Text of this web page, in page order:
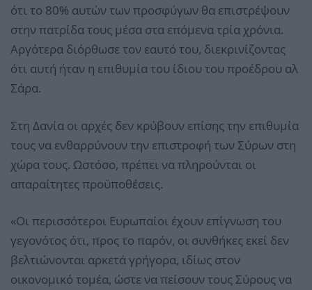
ότι το 80% αυτών των προσφύγων θα επιστρέψουν
στην πατρίδα τους μέσα στα επόμενα τρία χρόνια.
Αργότερα διόρθωσε τον εαυτό του, διεκρινίζοντας
ότι αυτή ήταν η επιθυμία του ίδιου του προέδρου αλ
Σάρα.
Στη Δανία οι αρχές δεν κρύβουν επίσης την επιθυμία
τους να ενθαρρύνουν την επιστροφή των Σύρων στη
χώρα τους. Ωστόσο, πρέπει να πληρούνται οι
απαραίτητες προϋποθέσεις.
«Οι περισσότεροι Ευρωπαίοι έχουν επίγνωση του
γεγονότος ότι, προς το παρόν, οι συνθήκες εκεί δεν
βελτιώνονται αρκετά γρήγορα, ιδίως στον
οικονομικό τομέα, ώστε να πείσουν τους Σύρους να